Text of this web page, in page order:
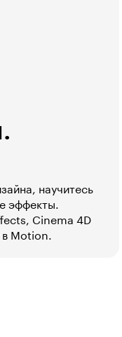
научитесь
эффекты.
Cinema 4D 
в Motion.